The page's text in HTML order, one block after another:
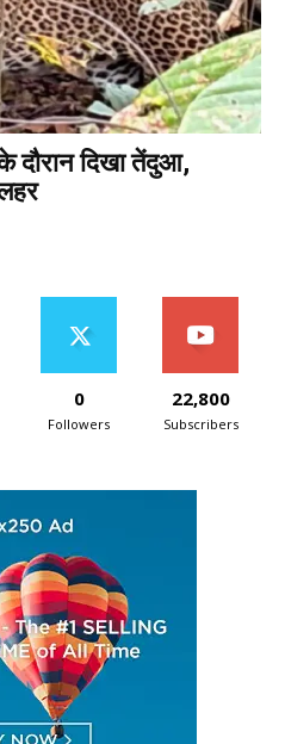
दौरान दिखा तेंदुआ,
0
Followers
22,800
Subscribers